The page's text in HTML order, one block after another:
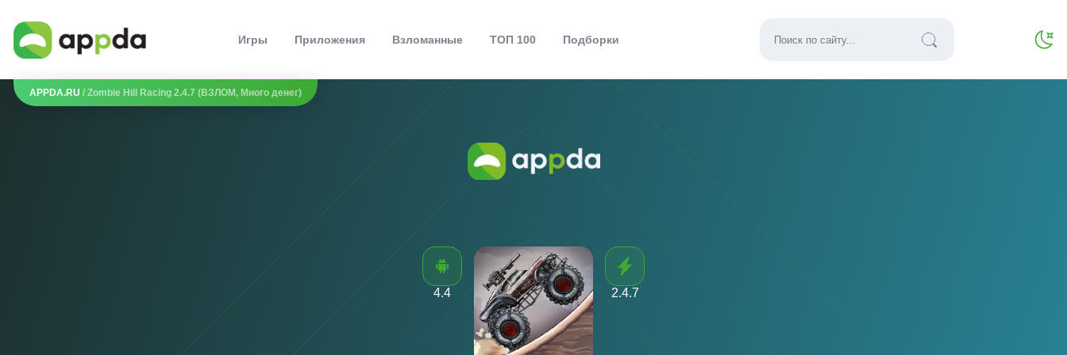
Игры Приложения Взломанные ТОП 100 Подборки
APPDA.RU / Zombie Hill Racing 2.4.7 (ВЗЛОМ, Много денег)
4.4 2.4.7